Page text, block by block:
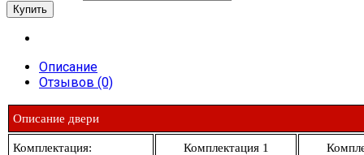
Описание
Отзывов (0)
Описание двери
Комплектация: Комплектация 1